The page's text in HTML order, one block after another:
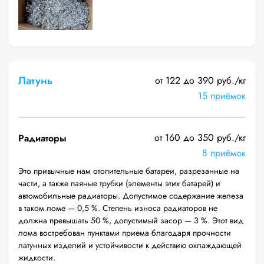
Латунь
от 122 до 390 руб./кг
15 приёмок
Радиаторы
от 160 до 350 руб./кг
8 приёмок
Это привычные нам отопительные батареи, разрезанные на
части, а также паяные трубки (элементы этих батарей) и
автомобильные радиаторы. Допустимое содержание железа
в таком ломе — 0,5 %. Степень износа радиаторов не
должна превышать 50 %, допустимый засор — 3 %. Этот вид
лома востребован пунктами приема благодаря прочности
латунных изделий и устойчивости к действию охлаждающей
жидкости.